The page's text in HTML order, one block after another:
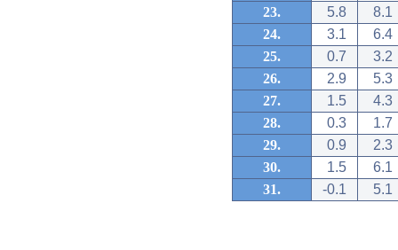
23.
5.8
8.1
24.
3.1
6.4
25.
0.7
3.2
26.
2.9
5.3
27.
1.5
4.3
28.
0.3
1.7
29.
0.9
2.3
30.
1.5
6.1
31.
-0.1 5.1